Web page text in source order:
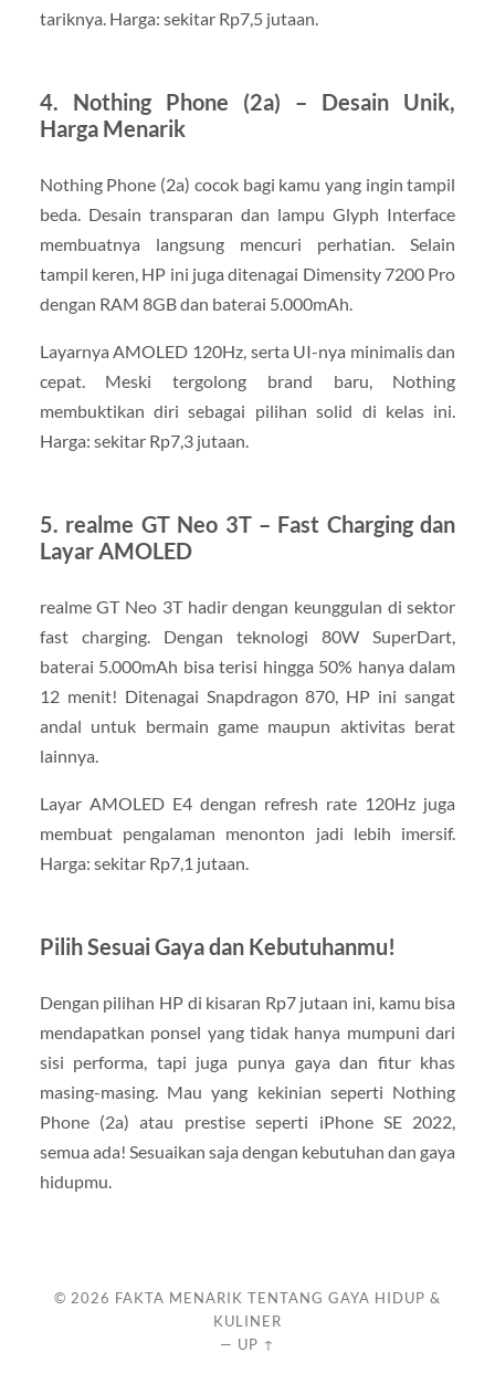
tariknya. Harga: sekitar Rp7,5 jutaan.
4. Nothing Phone (2a) – Desain Unik,
Harga Menarik
Nothing Phone (2a) cocok bagi kamu yang ingin tampil
beda. Desain transparan dan lampu Glyph Interface
membuatnya langsung mencuri perhatian. Selain
tampil keren, HP ini juga ditenagai Dimensity 7200 Pro
dengan RAM 8GB dan baterai 5.000mAh.
Layarnya AMOLED 120Hz, serta UI-nya minimalis dan
cepat. Meski tergolong brand baru, Nothing
membuktikan diri sebagai pilihan solid di kelas ini.
Harga: sekitar Rp7,3 jutaan.
5. realme GT Neo 3T – Fast Charging dan
Layar AMOLED
realme GT Neo 3T hadir dengan keunggulan di sektor
fast charging. Dengan teknologi 80W SuperDart,
baterai 5.000mAh bisa terisi hingga 50% hanya dalam
12 menit! Ditenagai Snapdragon 870, HP ini sangat
andal untuk bermain game maupun aktivitas berat
lainnya.
Layar AMOLED E4 dengan refresh rate 120Hz juga
membuat pengalaman menonton jadi lebih imersif.
Harga: sekitar Rp7,1 jutaan.
Pilih Sesuai Gaya dan Kebutuhanmu!
Dengan pilihan HP di kisaran Rp7 jutaan ini, kamu bisa
mendapatkan ponsel yang tidak hanya mumpuni dari
sisi performa, tapi juga punya gaya dan fitur khas
masing-masing. Mau yang kekinian seperti Nothing
Phone (2a) atau prestise seperti iPhone SE 2022,
semua ada! Sesuaikan saja dengan kebutuhan dan gaya
hidupmu.
© 2026 FAKTA MENARIK TENTANG GAYA HIDUP &
KULINER
— UP ↑